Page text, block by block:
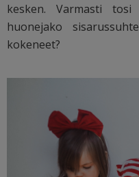
kesken. Varmasti
huonejako
kokeneet?